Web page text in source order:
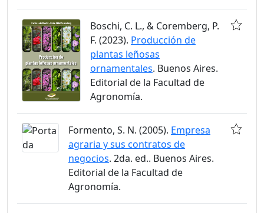
Boschi, C. L., & Coremberg, P.
F. (2023). Producción de
plantas leñosas
ornamentales. Buenos Aires.
Editorial de la Facultad de
Agronomía.
Formento, S. N. (2005). Empresa
agraria y sus contratos de
negocios. 2da. ed.. Buenos Aires.
Editorial de la Facultad de
Agronomía.